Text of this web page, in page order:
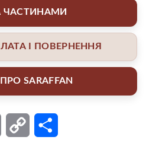
ЧАСТИНАМИ
І ПОВЕРНЕННЯ
SARAFFAN
Email Copy